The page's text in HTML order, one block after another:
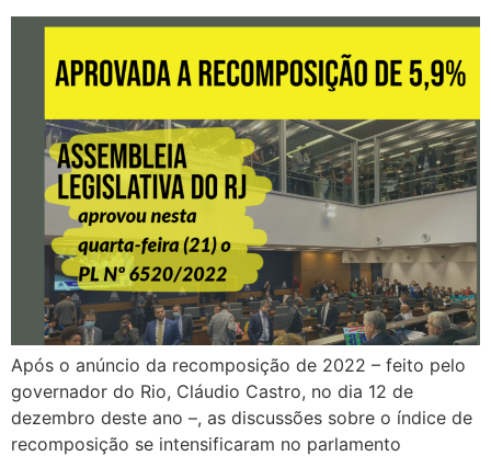
Após o anúncio da recomposição de 2022 – feito pelo
governador do Rio, Cláudio Castro, no dia 12 de
dezembro deste ano –, as discussões sobre o índice de
recomposição se intensificaram no parlamento